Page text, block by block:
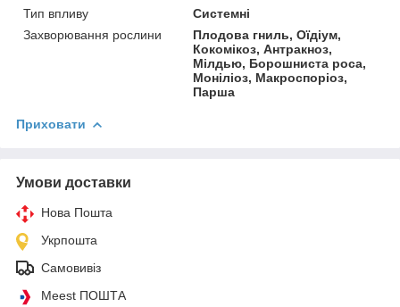
Тип впливу
Системні
Захворювання рослини
Плодова гниль, Оїдіум,
Кокомікоз, Антракноз,
Мілдью, Борошниста роса,
Моніліоз, Макроспоріоз,
Парша
Приховати
Умови доставки
Нова Пошта
Укрпошта
Самовивіз
Meest ПОШТА